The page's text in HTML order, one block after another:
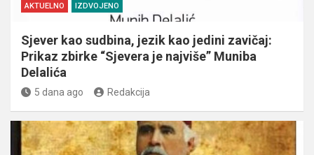
AKTUELNO IZDVOJENO
Sjever kao sudbina, jezik kao jedini zavičaj:
Prikaz zbirke “Sjevera je najviše” Muniba
Delalića
5 dana ago Redakcija